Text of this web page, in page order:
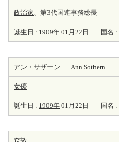
政治家、第3代国連事務総長
誕生日 : 1909年 01月22日 国名 :
アン・サザーン Ann Sothern
女優
誕生日 : 1909年 01月22日 国名 :